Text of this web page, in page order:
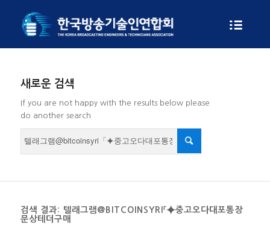
새로운 검색
If you are not happy with the results below please
do another search
검색 결과: 텔래그램@BITCOINSYRI「⯌중고오다대포통장
문상테더구매